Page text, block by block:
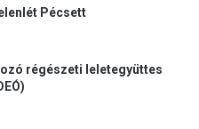
Pécsett
régészeti leletegyüttes